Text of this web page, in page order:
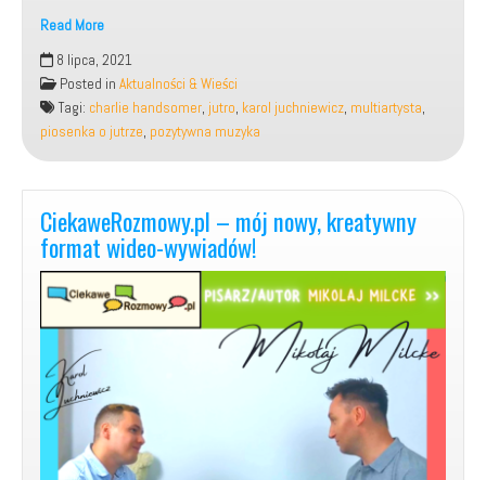
Read More
Moja
nowa
piosenka,
pt.:
„JUTRO”.
8 lipca, 2021
Posted in Aktualności & Wieści
Tagi: charlie handsomer, jutro, karol juchniewicz, multiartysta,
piosenka o jutrze, pozytywna muzyka
CiekaweRozmowy.pl – mój nowy, kreatywny
format wideo-wywiadów!